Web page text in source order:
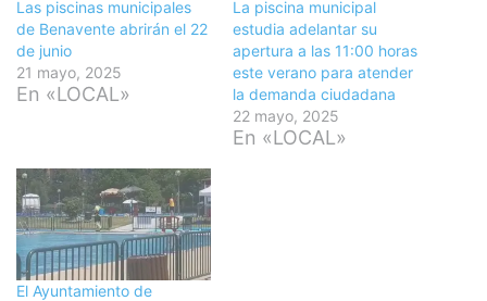
Las piscinas municipales
de Benavente abrirán el 22
de junio
21 mayo, 2025
En «LOCAL»
La piscina municipal
estudia adelantar su
apertura a las 11:00 horas
este verano para atender
la demanda ciudadana
22 mayo, 2025
En «LOCAL»
El Ayuntamiento de